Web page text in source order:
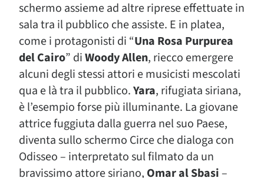
schermo assieme ad altre riprese effettuate in
sala tra il pubblico che assiste. E in platea,
come i protagonisti di “Una Rosa Purpurea
del Cairo” diWoody Allen, riecco emergere
alcuni degli stessi attori e musicisti mescolati
qua e là tra il pubblico.Yara, rifugiata siriana,
è l’esempio forse più illuminante. La giovane
attrice fuggiuta dalla guerra nel suo Paese,
diventa sullo schermo Circe che dialoga con
Odisseo – interpretato sul filmato da un
bravissimo attore siriano, Omar al Sbasi –